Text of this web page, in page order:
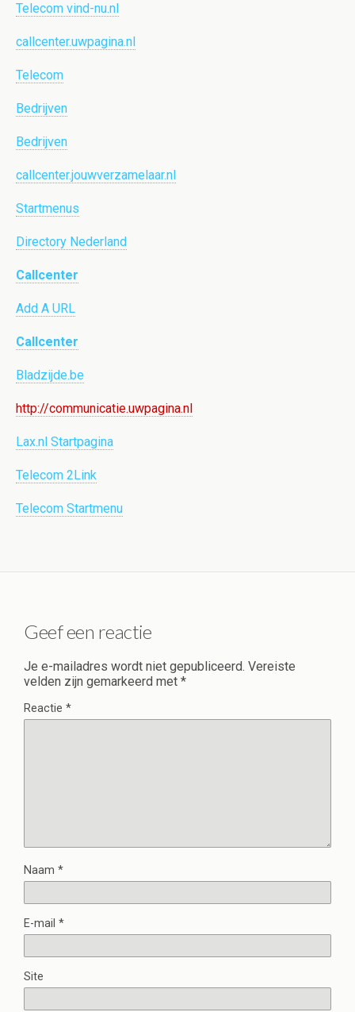
Telecom vind-nu.nl
callcenter.uwpagina.nl
Telecom
Bedrijven
Bedrijven
callcenter.jouwverzamelaar.nl
Startmenus
Directory Nederland
Callcenter
Add A URL
Callcenter
Bladzijde.be
http://communicatie.uwpagina.nl
Lax.nl Startpagina
Telecom 2Link
Telecom Startmenu
Geef een reactie
Je e-mailadres wordt niet gepubliceerd. Vereiste
velden zijn gemarkeerd met *
Reactie *
Naam *
E-mail *
Site